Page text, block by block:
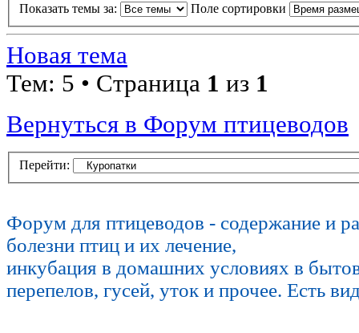
Показать темы за: Поле сортировки
Новая тема
Тем: 5 • Страница 1 из 1
Вернуться в Форум птицеводов
Перейти:
Форум для птицеводов - содержание и
болезни птиц и их лечение,
инкубация в домашних условиях в
перепелов, гусей, уток и прочее. Есть